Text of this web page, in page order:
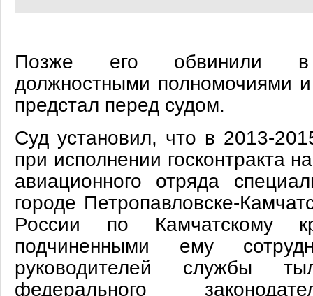
Позже его обвинили в
должностными полномочиями
предстал перед судом.
Суд установил, что в 2013-
при исполнении госконтракта
авиационного отряда
городе Петропавловске-
России по Камчатскому
подчиненными ему
руководителей службы
федерального